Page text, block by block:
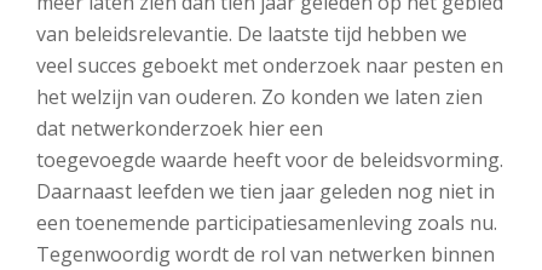
van beleidsrelevantie. De laatste tijd hebben we
veel succes geboekt met onderzoek naar pesten en
het welzijn van ouderen. Zo konden we laten zien
dat netwerkonderzoek hier een
toegevoegde waarde heeft voor de beleidsvorming.
Daarnaast leefden we tien jaar geleden nog niet in
een toenemende participatiesamenleving zoals nu.
Tegenwoordig wordt de rol van netwerken binnen